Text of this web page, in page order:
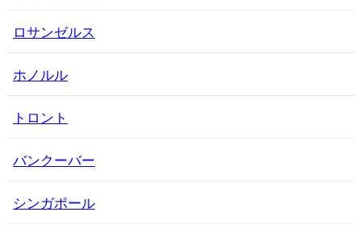
ロサンゼルス
ホノルル
トロント
バンクーバー
シンガポール